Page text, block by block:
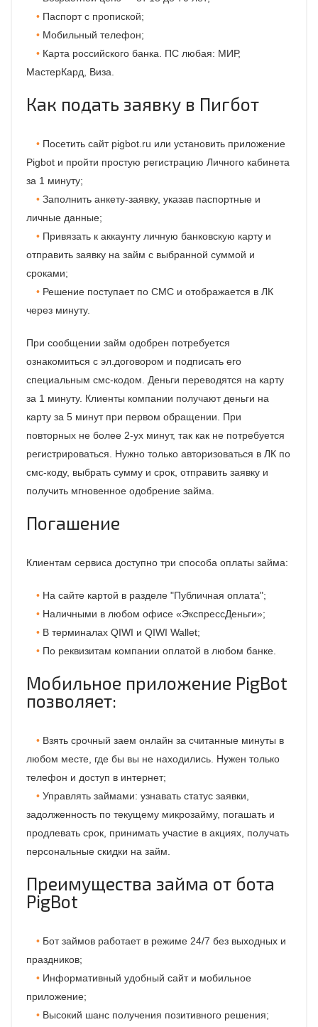
Паспорт с пропиской;
Мобильный телефон;
Карта российского банка. ПС любая: МИР,
МастерКард, Виза.
Как подать заявку в Пигбот
Посетить сайт pigbot.ru или установить приложение
Pigbot и пройти простую регистрацию Личного кабинета
за 1 минуту;
Заполнить анкету-заявку, указав паспортные и
личные данные;
Привязать к аккаунту личную банковскую карту и
отправить заявку на займ с выбранной суммой и
сроками;
Решение поступает по СМС и отображается в ЛК
через минуту.
При сообщении займ одобрен потребуется
ознакомиться с эл.договором и подписать его
специальным смс-кодом. Деньги переводятся на карту
за 1 минуту. Клиенты компании получают деньги на
карту за 5 минут при первом обращении. При
повторных не более 2-ух минут, так как не потребуется
регистрироваться. Нужно только авторизоваться в ЛК по
смс-коду, выбрать сумму и срок, отправить заявку и
получить мгновенное одобрение займа.
Погашение
Клиентам сервиса доступно три способа оплаты займа:
На сайте картой в разделе "Публичная оплата";
Наличными в любом офисе «ЭкспрессДеньги»;
В терминалах QIWI и QIWI Wallet;
По реквизитам компании оплатой в любом банке.
Мобильное приложение PigBot
позволяет:
Взять срочный заем онлайн за считанные минуты в
любом месте, где бы вы не находились. Нужен только
телефон и доступ в интернет;
Управлять займами: узнавать статус заявки,
задолженность по текущему микрозайму, погашать и
продлевать срок, принимать участие в акциях, получать
персональные скидки на займ.
Преимущества займа от бота
PigBot
Бот займов работает в режиме 24/7 без выходных и
праздников;
Информативный удобный сайт и мобильное
приложение;
Высокий шанс получения позитивного решения;